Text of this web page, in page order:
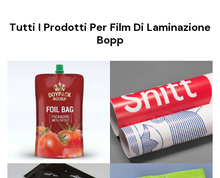
Tutti I Prodotti Per Film Di Laminazione
Bopp